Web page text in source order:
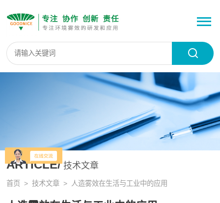
ARTICLE/技术文章
首页 >技术文章 > 人造雾效在生活与工业中的应用